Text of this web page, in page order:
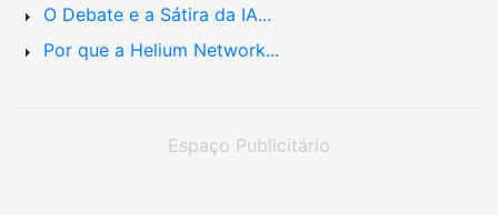
O Debate e a Sátira da IA...
Por que a Helium Network...
Espaço Publicitário